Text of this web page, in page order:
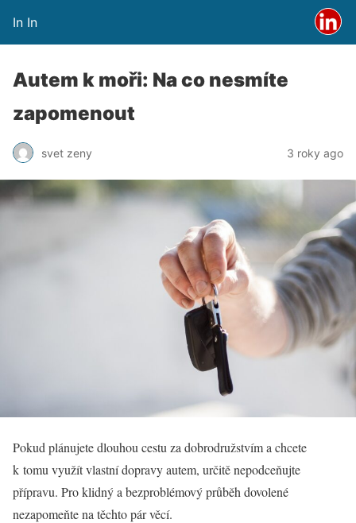
In In
Autem k moři: Na co nesmíte
zapomenout
svet zeny 3 roky ago
Pokud plánujete dlouhou cestu za dobrodružstvím a chcete
k tomu využít vlastní dopravy autem, určitě nepodceňujte
přípravu. Pro klidný a bezproblémový průběh dovolené
nezapomeňte na těchto pár věcí.